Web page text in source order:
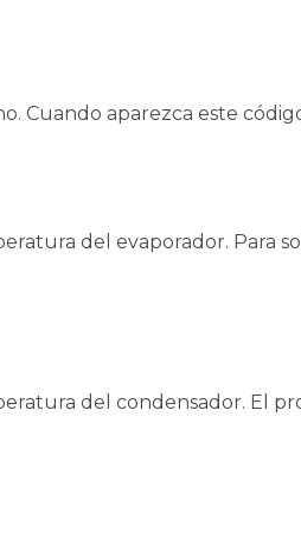
Cuando aparezca este
del evaporador. Para
del condensador. El